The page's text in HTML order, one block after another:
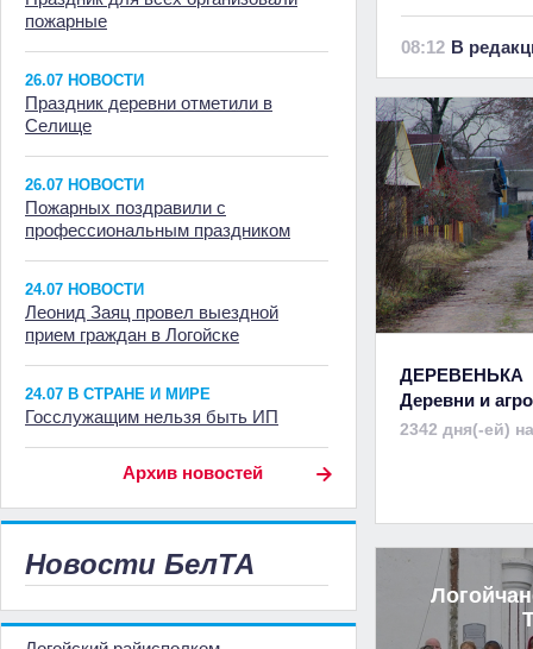
пожарные
26.07 НОВОСТИ
Праздник деревни отметили в
Селище
26.07 НОВОСТИ
Пожарных поздравили с
профессиональным праздником
24.07 НОВОСТИ
Леонид Заяц провел выездной
прием граждан в Логойске
24.07 В СТРАНЕ И МИРЕ
Госслужащим нельзя быть ИП
Архив новостей
Новости БелТА
08:12 В
ДЕРЕВЕНЬКА
Деревни и
2342 дня(-ей)